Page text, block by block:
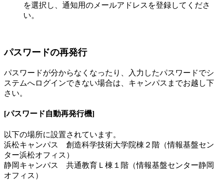
を選択し、通知用のメールアドレスを登録してくださ
い。
パスワードの再発行
パスワードが分からなくなったり、入力したパスワードでシ
ステムへログインできない場合は、キャンパスまでお越し下
さい。
[パスワード自動再発行機]
以下の場所に設置されています。
浜松キャンパス 創造科学技術大学院棟２階（情報基盤セン
ター浜松オフィス）
静岡キャンパス 共通教育Ｌ棟１階（情報基盤センター静岡
オフィス）